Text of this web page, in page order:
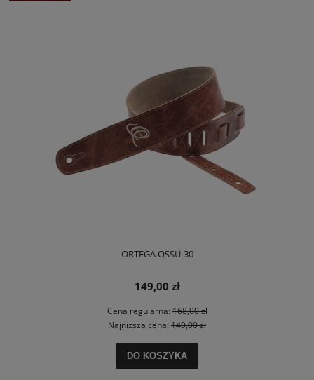
ORTEGA OSSU-30
149,00 zł
Cena regularna:168,00 zł
Najniższa cena: 149,00 zł
DO KOSZYKA